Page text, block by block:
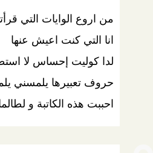
من اروع الوايات التي
انا التي كنت اعيش عنها
لدا كوليت إحساس لا
حروف تعبيرها يلمسني
احببت هذه الكاتبة و